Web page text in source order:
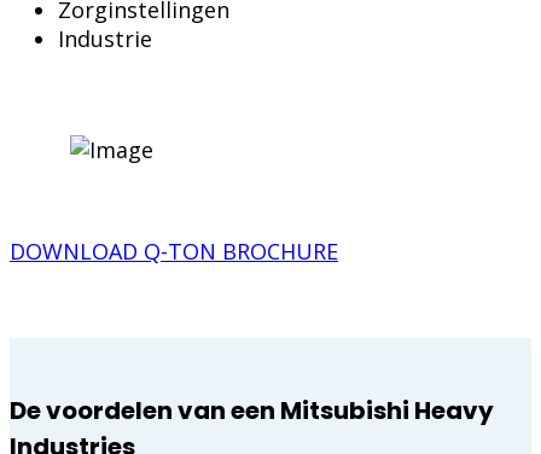
Zorginstellingen
Industrie
DOWNLOAD Q-TON BROCHURE
De voordelen van een Mitsubishi Heavy
Industries